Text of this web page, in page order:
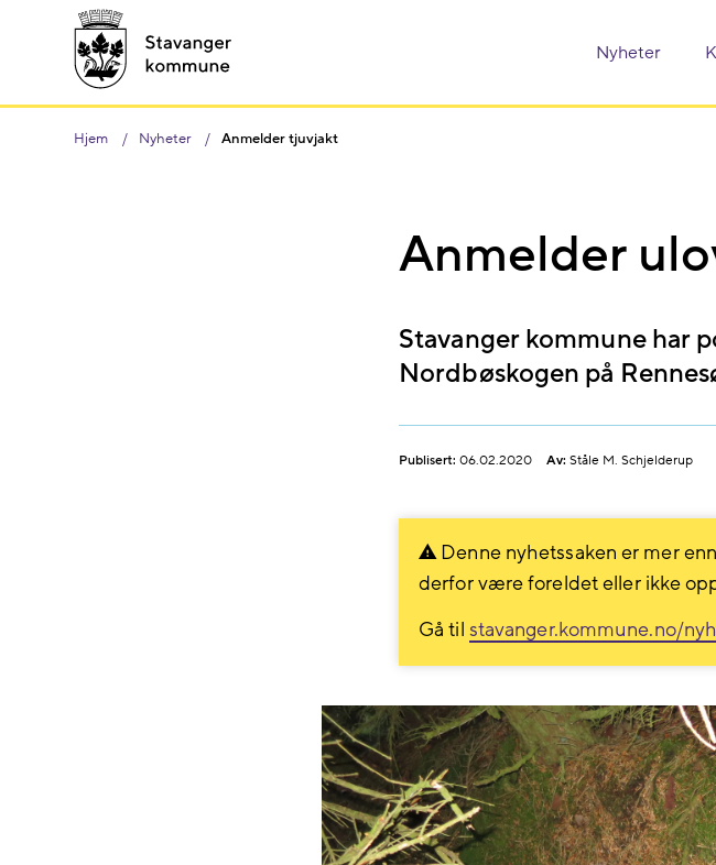
Nyheter
Hjem Nyheter Anmelder tjuvjakt
Anmelder
Stavanger kommune har
Nordbøskogen på
Publisert: 06.02.2020 Av: Ståle M. Schjelderup
Denne nyhetssaken er mer
derfor være foreldet eller ikke
Gå til stavanger.kommune.no/